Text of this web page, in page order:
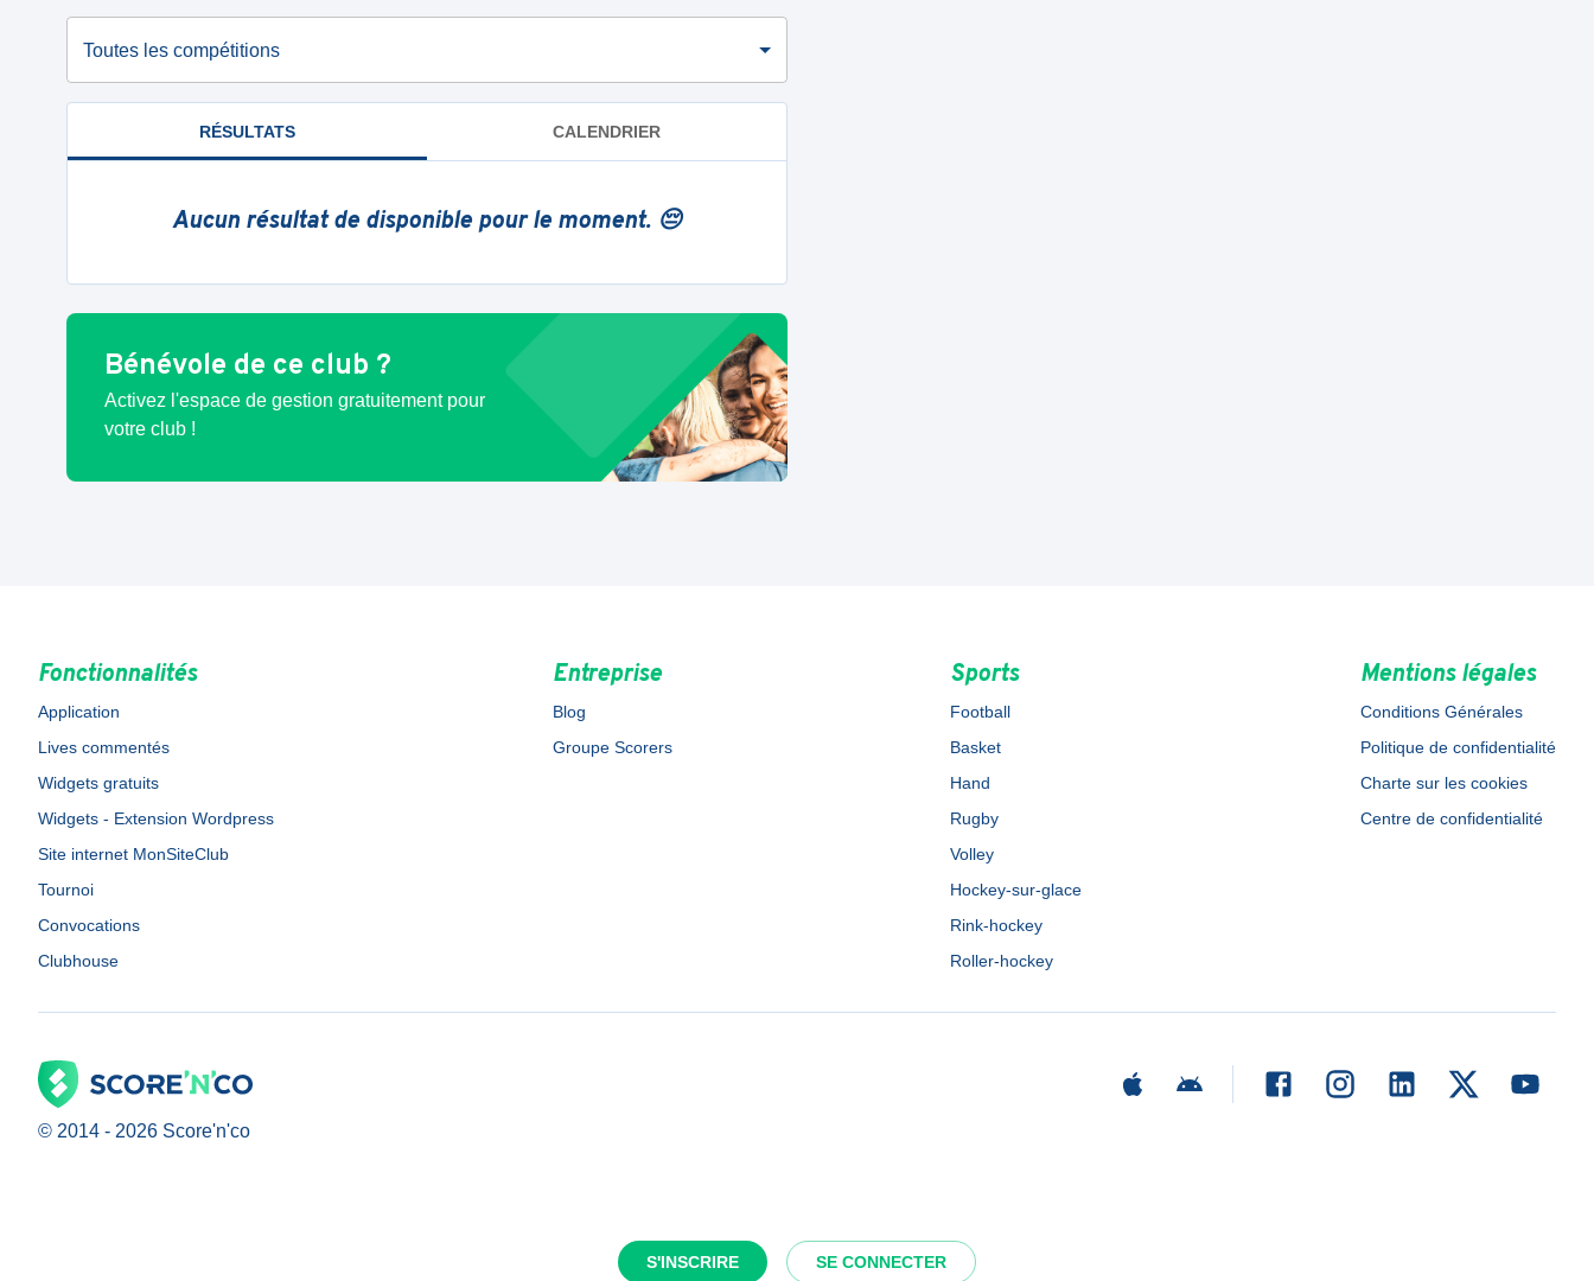
S'INSCRIRE SE CONNECTER
Toutes les compétitions
RÉSULTATS CALENDRIER
Aucun résultat de disponible pour le moment. 😔
Bénévole de ce club ?
Activez l'espace de gestion gratuitement pour
votre club !
Fonctionnalités
Application
Lives commentés
Widgets gratuits
Widgets - Extension Wordpress
Site internet MonSiteClub
Tournoi
Convocations
Clubhouse
Entreprise
Blog
Groupe Scorers
Sports
Football
Basket
Hand
Rugby
Volley
Hockey-sur-glace
Rink-hockey
Roller-hockey
Mentions légales
Conditions Générales
Politique de confidentialité
Charte sur les cookies
Centre de confidentialité
© 2014 - 2026 Score'n'co